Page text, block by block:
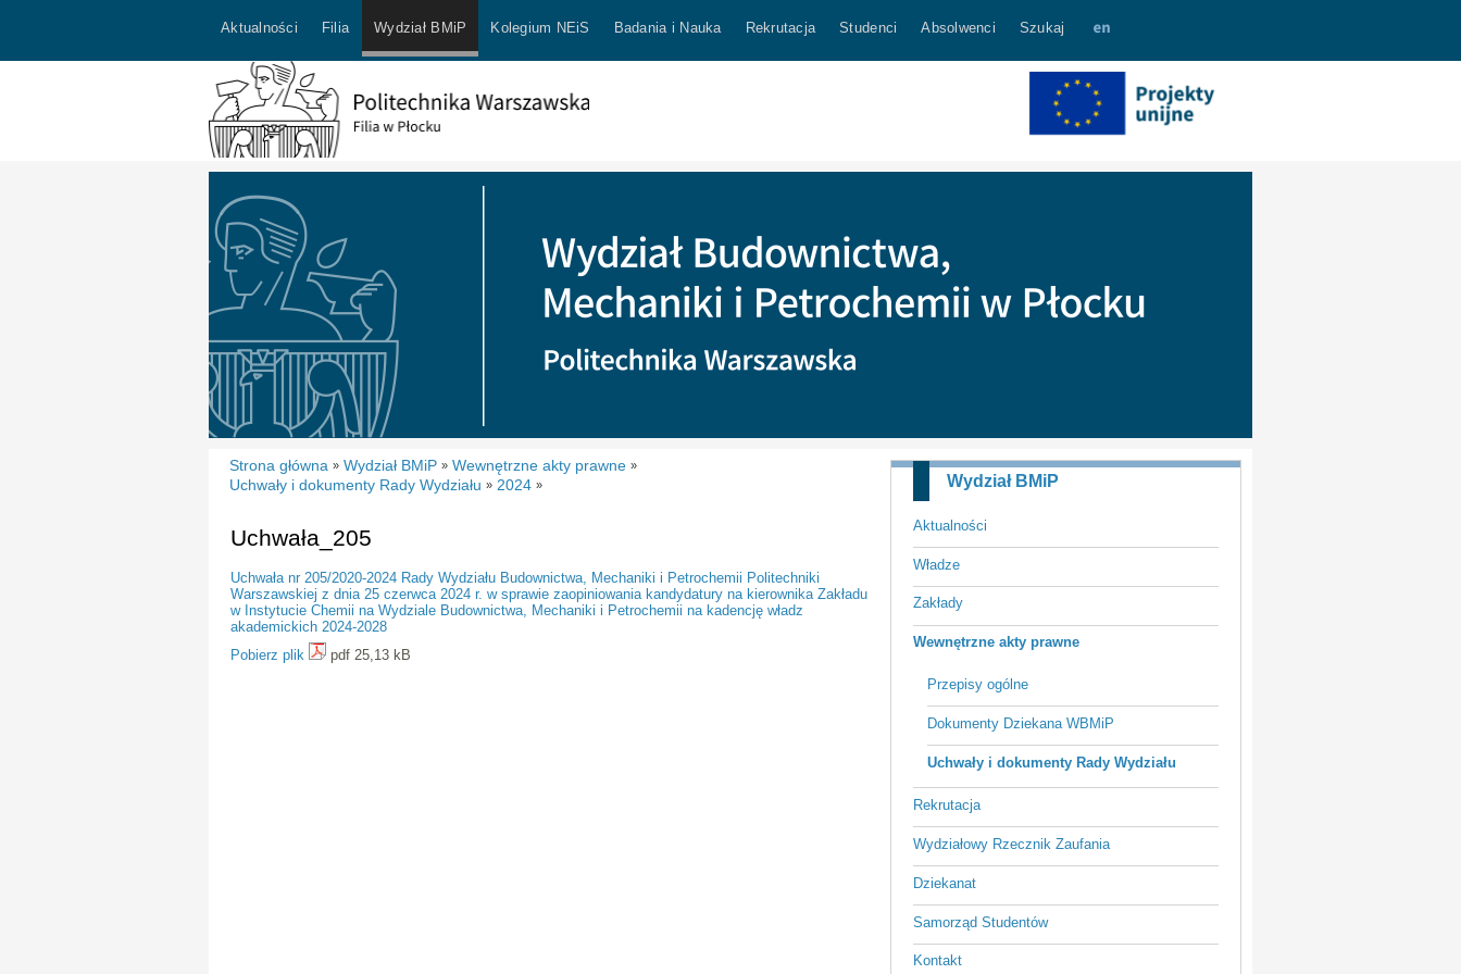
Aktualności Filia Wydział BMiP Kolegium NEiS Badania i Nauka Rekrutacja Studenci Absolwenci Szukaj
Wydział BMiP
Aktualności
Władze
Zakłady
Wewnętrzne akty prawne
Przepisy ogólne
Dokumenty Dziekana WBMiP
Uchwały i dokumenty Rady Wydziału
Rekrutacja
Wydziałowy Rzecznik Zaufania
Dziekanat
Samorząd Studentów
Kontakt
Strona główna » Wydział BMiP » Wewnętrzne akty prawne »
Uchwały i dokumenty Rady Wydziału » 2024 »
Uchwała_205
Uchwała nr 205/2020-2024 Rady Wydziału Budownictwa, Mechaniki i Petrochemii Politechniki
Warszawskiej z dnia 25 czerwca 2024 r. w sprawie zaopiniowania kandydatury na kierownika Zakładu
w Instytucie Chemii na Wydziale Budownictwa, Mechaniki i Petrochemii na kadencję władz
akademickich 2024-2028
Pobierz plik
pdf 25,13 kB